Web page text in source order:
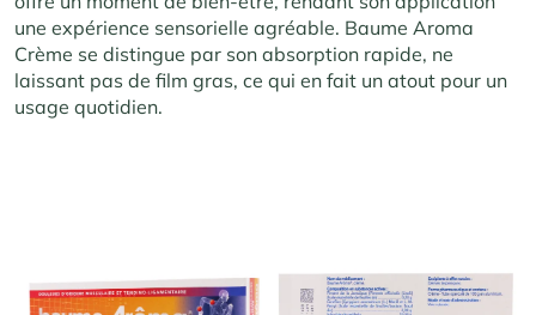
une expérience sensorielle agréable. Baume Aroma
Crème se distingue par son absorption rapide, ne
laissant pas de film gras, ce qui en fait un atout pour un
usage quotidien.